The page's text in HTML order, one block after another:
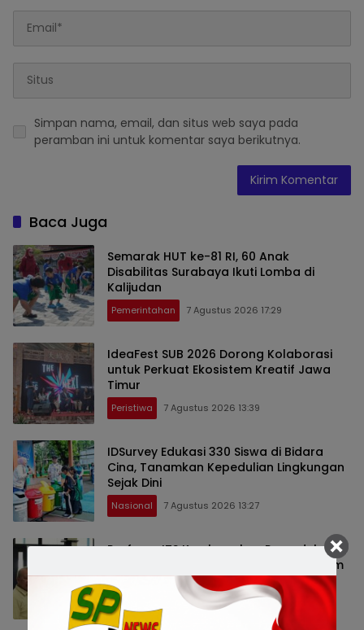
Simpan nama, email, dan situs web saya pada
peramban ini untuk komentar saya berikutnya.
Baca Juga
Semarak HUT ke-81 RI, 60 Anak
Disabilitas Surabaya Ikuti Lomba di
Kalijudan
Pemerintahan 7 Agustus 2026 17:29
IdeaFest SUB 2026 Dorong Kolaborasi
untuk Perkuat Ekosistem Kreatif Jawa
Timur
Peristiwa 7 Agustus 2026 13:39
IDSurvey Edukasi 330 Siswa di Bidara
Cina, Tanamkan Kepedulian Lingkungan
Sejak Dini
Nasional 7 Agustus 2026 13:27
Profesor ITS Kembangkan Pemodelan
Gelombang Radio untuk Perkuat Sistem
Telekomunikasi Nasional
Peristiwa 7 Agustus 2026 13:25